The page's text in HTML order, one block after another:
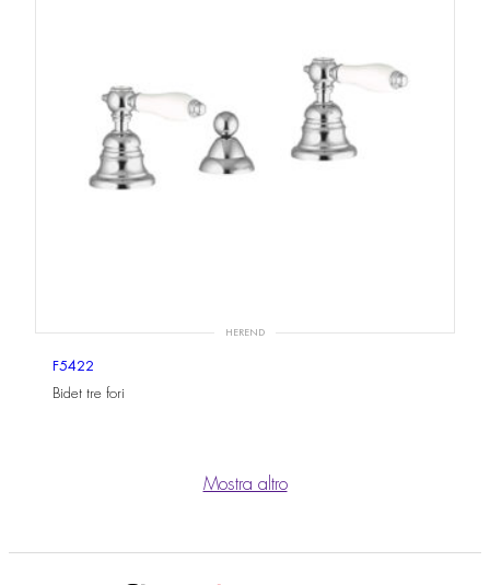
HEREND
F5422
Bidet tre fori
Mostra altro